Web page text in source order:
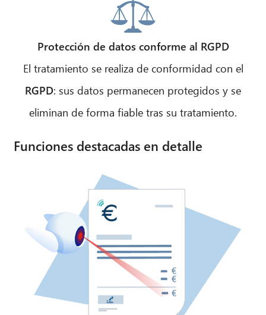
Protección de datos conforme al RGPD
El tratamiento se realiza de conformidad con el
RGPD: sus datos permanecen protegidos y se
eliminan de forma fiable tras su tratamiento.
Funciones destacadas en detalle